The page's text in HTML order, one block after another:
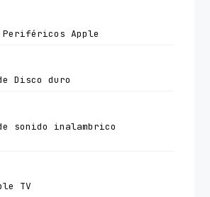
Periféricos Apple
Disco duro
sonido inalambrico
TV